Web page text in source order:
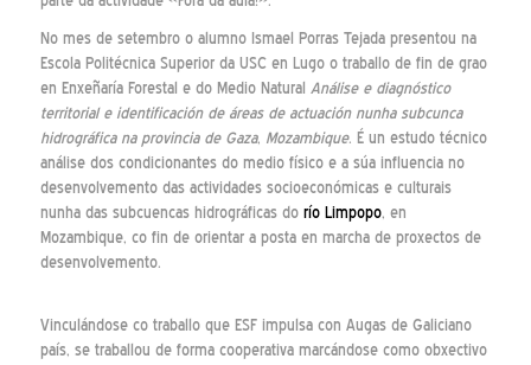
No mes de setembro o alumno Ismael Porras Tejada presentou na
Escola Politécnica Superior da USC en Lugo o traballo de fin de grao
en Enxeñaría Forestal e do Medio Natural Análise e diagnóstico
territorial e identificación de áreas de actuación nunha subcunca
hidrográfica na provincia de Gaza, Mozambique. É un estudo técnico
análise dos condicionantes do medio físico e a súa influencia no
desenvolvemento das actividades socioeconómicas e culturais
nunha das subcuencas hidrográficas do río Limpopo, en
Mozambique, co fin de orientar a posta en marcha de proxectos de
desenvolvemento.
Vinculándose co traballo que ESF impulsa con Augas de Galiciano
país, se traballou de forma cooperativa marcándose como obxectivo